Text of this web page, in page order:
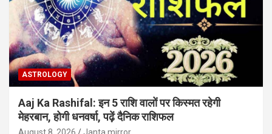
ASTROLOGY
Aaj Ka Rashifal: इन 5 राशि वालों पर किस्मत रहेगी
मेहरबान, होगी धनवर्षा, पढ़ें दैनिक राशिफल